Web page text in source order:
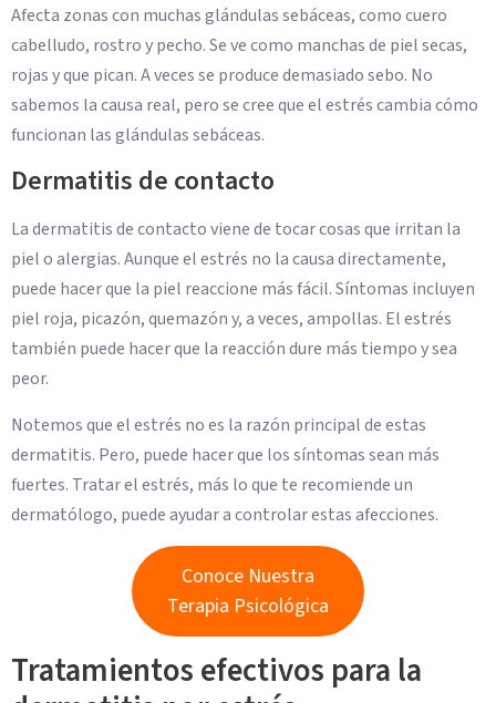
Afecta zonas con muchas glándulas sebáceas, como cuero
cabelludo, rostro y pecho. Se ve como manchas de piel secas,
rojas y que pican. A veces se produce demasiado sebo. No
sabemos la causa real, pero se cree que el estrés cambia cómo
funcionan las glándulas sebáceas.
Dermatitis de contacto
La dermatitis de contacto viene de tocar cosas que irritan la
piel o alergias. Aunque el estrés no la causa directamente,
puede hacer que la piel reaccione más fácil. Síntomas incluyen
piel roja, picazón, quemazón y, a veces, ampollas. El estrés
también puede hacer que la reacción dure más tiempo y sea
peor.
Notemos que el estrés no es la razón principal de estas
dermatitis. Pero, puede hacer que los síntomas sean más
fuertes. Tratar el estrés, más lo que te recomiende un
dermatólogo, puede ayudar a controlar estas afecciones.
Conoce Nuestra
Terapia Psicológica
Tratamientos efectivos para la